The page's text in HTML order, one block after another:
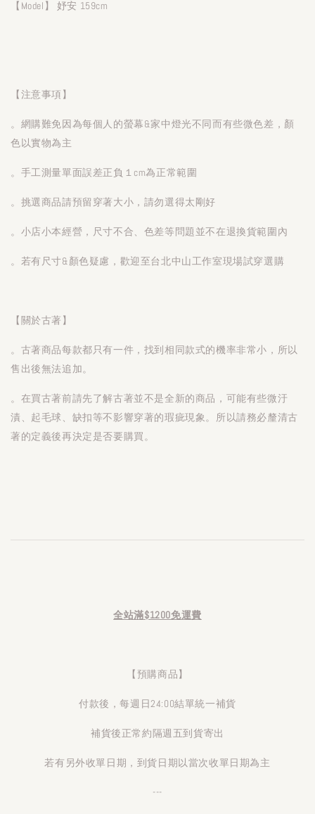
【Model】 妤安 159cm
【注意事項】
。網購難免因為每個人的螢幕&家中燈光不同而有些微色差，顏
色以實物為主
。手工測量單面誤差正負１cm為正常範圍
。挑選商品請預留穿著大小，請勿選得太剛好
。小店小本經營，尺寸不合、色差等問題並不在退換貨範圍內
。若有尺寸&顏色疑慮，歡迎至台北中山工作室現場試穿選購
【關於古著】
。古著商品每款都只有一件，找到相同款式的機率非常小，所以
售出後無法追加。
。在買古著前請先了解古著並不是全新的商品，可能有些微汙
漬、起毛球、缺扣等不影響穿著的瑕疵現象。所以請務必釐清古
著的定義後再決定是否要購買。
全站滿$1200免運費
【預購商品】
付款後，每週日24:00結單統一補貨
補貨後正常約隔週五到貨寄出
若有另外收單日期，到貨日期以當次收單日期為主
---